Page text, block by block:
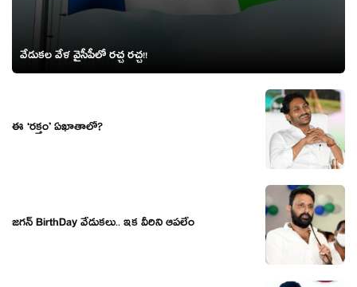
వేడుక‌ల వేళ వైసీపీలో ర‌చ్చ ర‌చ్చ‌!!
ఈ ‘ర‌క్తం’ ఏఖాతాలో?
జ‌గ‌న్‌ BirthDay వేడుకలు.. ఇక వీరిని ఆపలేం